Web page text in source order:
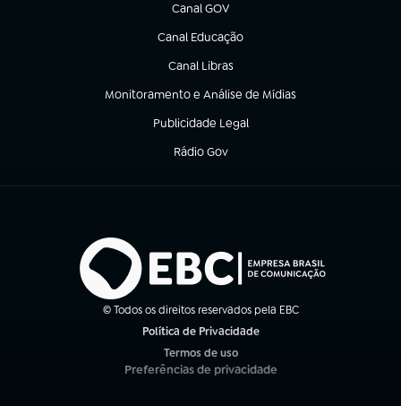
Canal GOV
(abre em nova aba)
Canal Educação
(abre em nova aba)
Canal Libras
(abre em nova aba)
Monitoramento e Análise de Mídias
(abre em nova aba)
Publicidade Legal
(abre em nova aba)
Rádio Gov
(abre em nova aba)
© Todos os direitos reservados pela EBC
Política de Privacidade
Termos de uso
(abre em nova aba)
Preferências de privacidade